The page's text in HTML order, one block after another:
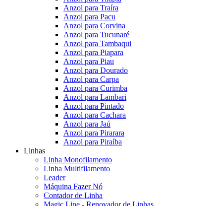
Anzol para Traíra
Anzol para Pacu
Anzol para Corvina
Anzol para Tucunaré
Anzol para Tambaqui
Anzol para Piapara
Anzol para Piau
Anzol para Dourado
Anzol para Carpa
Anzol para Curimba
Anzol para Lambari
Anzol para Pintado
Anzol para Cachara
Anzol para Jaú
Anzol para Pirarara
Anzol para Piraíba
Linhas
Linha Monofilamento
Linha Multifilamento
Leader
Máquina Fazer Nó
Contador de Linha
Magic Line - Renovador de Linhas